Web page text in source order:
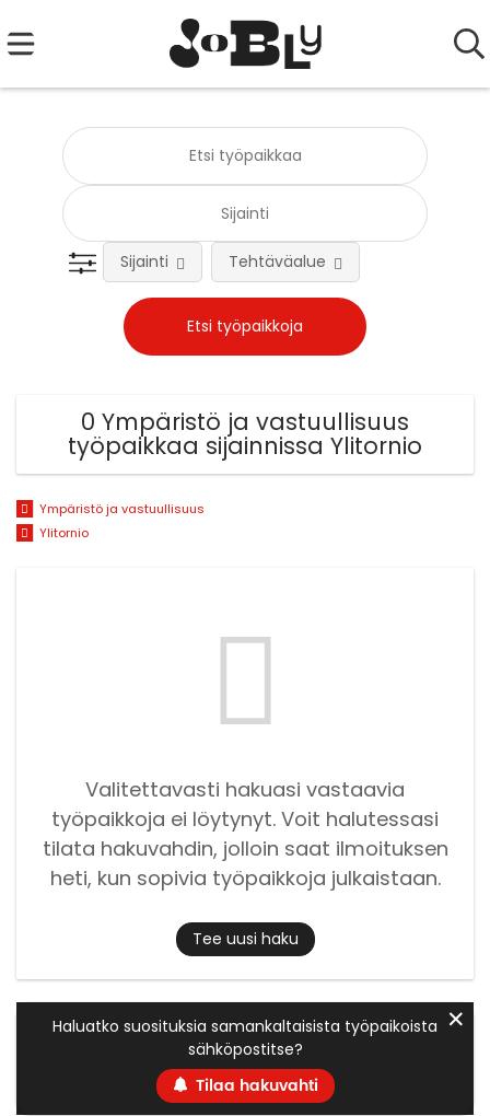
Sijainti Tehtäväalue
0 Ympäristö ja vastuullisuus
työpaikkaa sijainnissa Ylitornio
Ympäristö ja vastuullisuus
Ylitornio
Valitettavasti hakuasi vastaavia
työpaikkoja ei löytynyt. Voit halutessasi
tilata hakuvahdin, jolloin saat ilmoituksen
heti, kun sopivia työpaikkoja julkaistaan.
Tee uusi haku
Haluatko suosituksia samankaltaisista työpaikoista
sähköpostitse?
Tilaa hakuvahti
✕